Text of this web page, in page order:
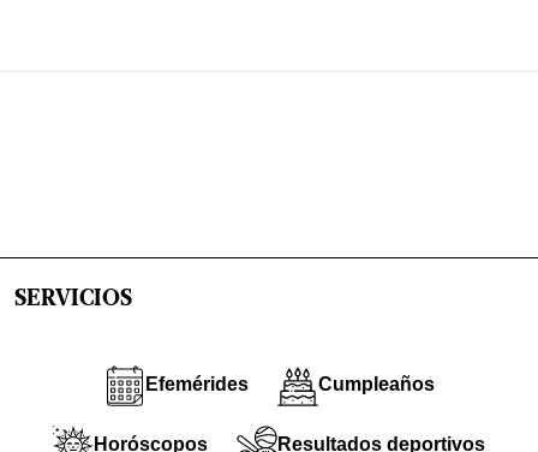
SERVICIOS
Efemérides Cumpleaños
Horóscopos Resultados deportivos